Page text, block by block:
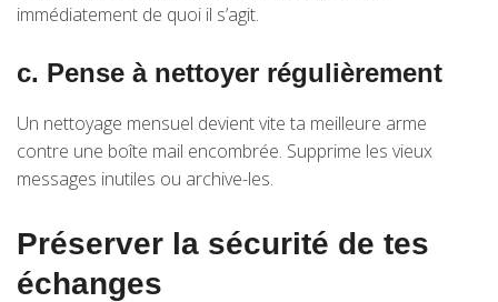
immédiatement de quoi il s’agit.
c. Pense à nettoyer régulièrement
Un nettoyage mensuel devient vite ta meilleure arme
contre une boîte mail encombrée. Supprime les vieux
messages inutiles ou archive-les.
Préserver la sécurité de tes
échanges